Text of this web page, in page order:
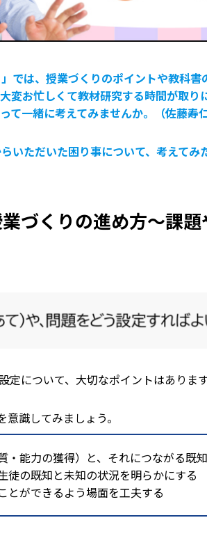
」では、授業づくりのポイントや教科
変お忙しくて教材研究する時間が取
て一緒に考えてみませんか。（佐藤寿仁
いただいた困り事について、考えてみ
づくりの進め方〜課
について、大切なポイントはありま
識してみましょう。
能力の獲得）と、それにつながる既
の既知と未知の状況を明らかにする
ができるよう場面を工夫する